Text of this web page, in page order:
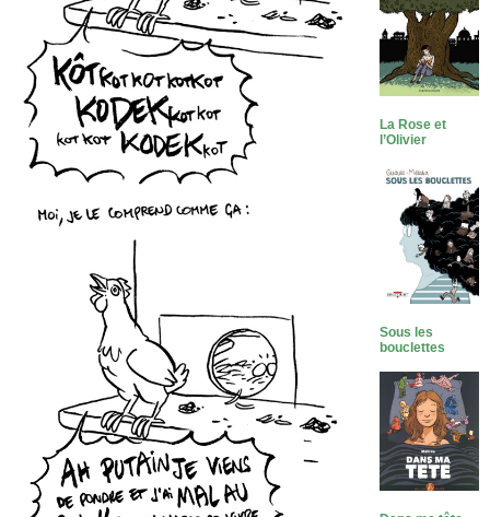
La Rose et
l’Olivier
Sous les
bouclettes